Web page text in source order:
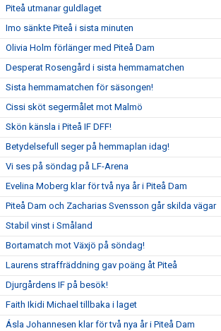
Piteå utmanar guldlaget
Imo sänkte Piteå i sista minuten
Olivia Holm förlänger med Piteå Dam
Desperat Rosengård i sista hemmamatchen
Sista hemmamatchen för säsongen!
Cissi sköt segermålet mot Malmö
Skön känsla i Piteå IF DFF!
Betydelsefull seger på hemmaplan idag!
Vi ses på söndag på LF-Arena
Evelina Moberg klar för två nya år i Piteå Dam
Piteå Dam och Zacharias Svensson går skilda vägar
Stabil vinst i Småland
Bortamatch mot Växjö på söndag!
Laurens straffräddning gav poäng åt Piteå
Djurgårdens IF på besök!
Faith Ikidi Michael tillbaka i laget
Ásla Johannesen klar för två nya år i Piteå Dam